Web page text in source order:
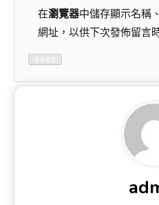
在瀏覽器中儲存顯示名稱
網址，以供下次發佈留言